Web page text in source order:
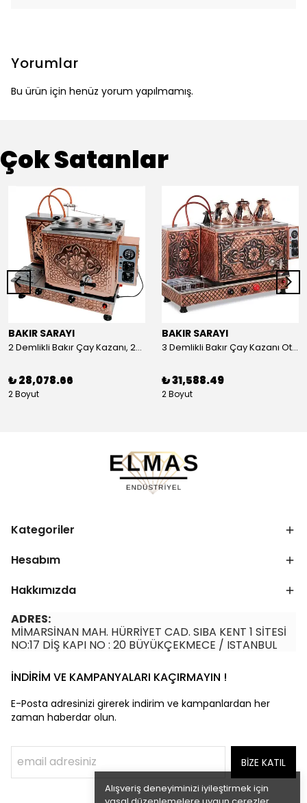
Alışveriş deneyiminizi iyileştirmek için
Yorumlar
Bu ürün için henüz yorum yapılmamış.
Çok Satanlar
BAKIR SARAYI
2 Demlikli Bakır Çay Kazanı, 25 Litre
₺ 28,078.66
2 Boyut
BAKIR SARAYI
3 Demlikli Bakır Çay Kazanı Otomatik, 30 Litre
₺ 31,588.49
2 Boyut
Kategoriler
Hesabım
Hakkımızda
ADRES:
MİMARSİNAN MAH. HÜRRİYET CAD. SIBA KENT 1 SİTESİ
NO:17 DİŞ KAPI NO : 20 BÜYÜKÇEKMECE / ISTANBUL
İNDİRİM VE KAMPANYALARI KAÇIRMAYIN !
E-Posta adresinizi girerek indirim ve kampanlardan her
zaman haberdar olun.
BİZE KATIL